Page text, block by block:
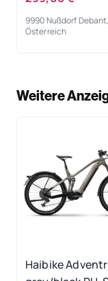
9990 Nußdorf Debant,
Österreich
Weitere
Haibike Adventr